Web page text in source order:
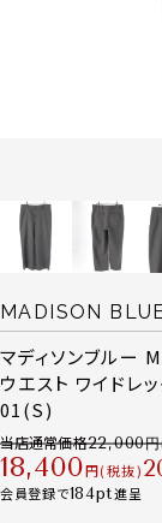
MADISON
マディソンブルー
ウエスト ワイド
01(S)
当店通常価格22,000
18,400 税抜
会員登録で184 進呈